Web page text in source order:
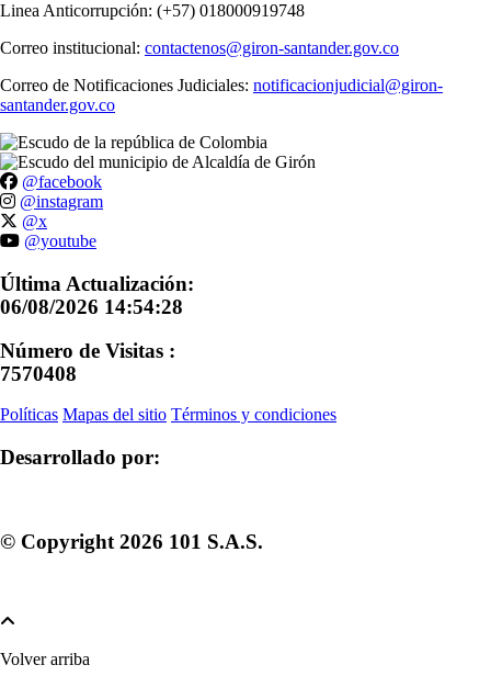
Linea Anticorrupción: (+57) 018000919748
Correo institucional: contactenos@giron-santander.gov.co
Correo de Notificaciones Judiciales: notificacionjudicial@giron-
santander.gov.co
@facebook
@instagram
@x
@youtube
Última Actualización:
06/08/2026 14:54:28
Número de Visitas :
7570408
Políticas Mapas del sitio Términos y condiciones
Desarrollado por:
© Copyright 2026 101 S.A.S.
Volver arriba